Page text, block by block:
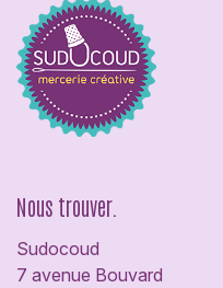
Nous trouver.
Sudocoud
7 avenue Bouvard